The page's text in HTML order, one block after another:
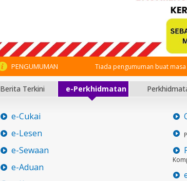
PENGUMUMAN Tiada pengumuman buat
Berita Terkini e-Perkhidmatan
e-Cukai
e-Lesen
e-Sewaan
e-Aduan